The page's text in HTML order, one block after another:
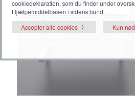
cookiedeklaration, som du finder under
Hjælpemiddelbasen i sidens bund.
Accepter alle cookies
Kun